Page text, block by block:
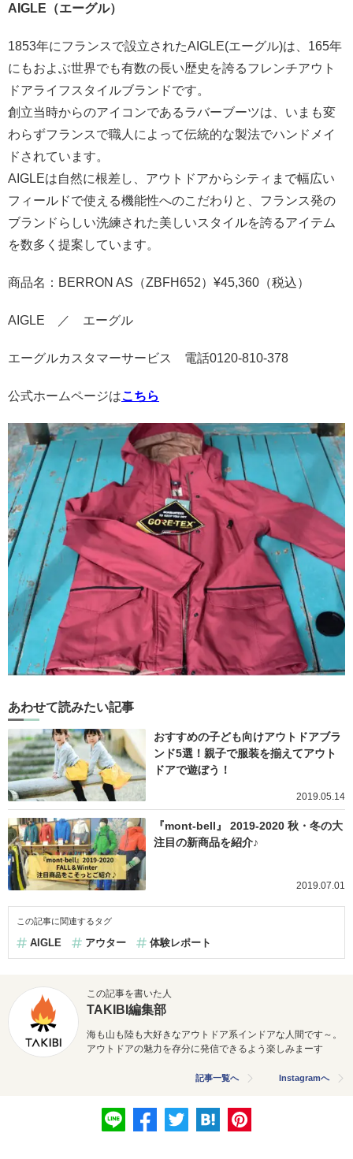
AIGLE （エーグル）
1853年にフランスで設立されたAIGLE(エーグル)は、165年
にもおよぶ世界でも有数の長い歴史を誇るフレンチアウト
ドアライフスタイルブランドです。
創立当時からのアイコンであるラバーブーツは、いまも変
わらずフランスで職人によって伝統的な製法でハンドメイ
ドされています。
AIGLEは自然に根差し、アウトドアからシティまで幅広い
フィールドで使える機能性へのこだわりと、フランス発の
ブランドらしい洗練された美しいスタイルを誇るアイテム
を数多く提案しています。
商品名：BERRON AS（ZBFH652）¥45,360（税込）
AIGLE ／ エーグル
エーグルカスタマーサービス 電話0120-810-378
公式ホームページはこちら
あわせて読みたい記事
おすすめの子ども向けアウトドアブラ
ンド5選！親子で服装を揃えてアウト
ドアで遊ぼう！
2019.05.14
『mont-bell』 2019-2020 秋・冬の大
注目の新商品を紹介♪
2019.07.01
この記事に関連するタグ
AIGLE アウター 体験レポート
この記事を書いた人
TAKIBI編集部
海も山も陸も大好きなアウトドア系インドアな人間です～。
アウトドアの魅力を存分に発信できるよう楽しみまーす
記事一覧へ Instagramへ